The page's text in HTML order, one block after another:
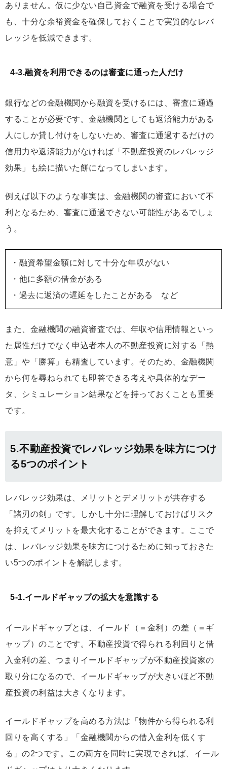
ありません。仮に少ない自己資金で融資を受ける場合で
も、十分な余裕資金を確保しておくことで実質的なレバ
レッジを低減できます。
4-3.融資を利用できるのは審査に通った人だけ
銀行などの金融機関から融資を受けるには、審査に通過
することが必要です。金融機関としても返済能力がある
人にしか貸し付けをしないため、審査に通過するだけの
信用力や返済能力がなければ「不動産投資のレバレッジ
効果」も絵に描いた餅になってしまいます。
例えば以下のような事実は、金融機関の審査において不
利となるため、審査に通過できない可能性があるでしょ
う。
・融資希望金額に対して十分な年収がない
・他に多額の借金がある
・過去に返済の遅延をしたことがある など
また、金融機関の融資審査では、年収や信用情報といっ
た属性だけでなく申込者本人の不動産投資に対する「熱
意」や「勝算」も精査しています。そのため、 金融機関
から何を尋ねられても即答できる考えや具体的なデー
タ、シミュレーション結果などを持っておくことも重要
です。
5.不動産投資でレバレッジ効果を味方につけ
る5つのポイント
レバレッジ効果は、メリットとデメリットが共存する
「諸刃の剣」です。しかし十分に理解しておけばリスク
を抑えてメリットを最大化することができます。ここで
は、レバレッジ効果を味方につけるために知っておきた
い5つのポイントを解説します。
5-1.イールドギャップの拡大を意識する
イールドギャップとは、イールド（＝金利）の差（＝ギ
ャップ）のことです。不動産投資で得られる利回りと借
入金利の差、つまりイールドギャップが不動産投資家の
取り分になるので、イールドギャップが大きいほど不動
産投資の利益は大きくなります。
イールドギャップを高める方法は「物件から得られる利
回りを高くする」「金融機関からの借入金利を低くす
る」の2つです。
この両方を同時に実現できれば、イール